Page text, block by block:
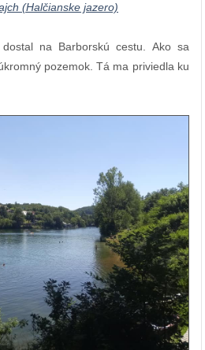
(Halčianske jazero)
na Barborskú cestu. Ako sa
pozemok. Tá ma priviedla ku